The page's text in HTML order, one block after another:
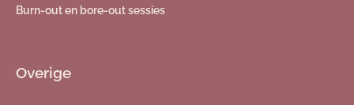
Burn-out en bore-out sessies
Overige